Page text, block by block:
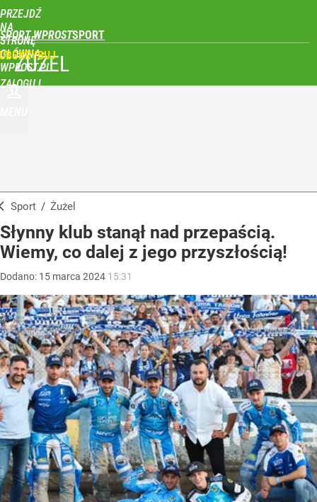
PRZEJDŹ
NA
STRONĘ
GŁÓWNĄ
WPROST.PL
SPORT WPROST
ZALOGUJ
ŻUŻEL
Sport / Żużel
Słynny klub stanął nad przepaścią.
Wiemy, co dalej z jego przyszłością!
Dodano: 15 marca 2024 15:31